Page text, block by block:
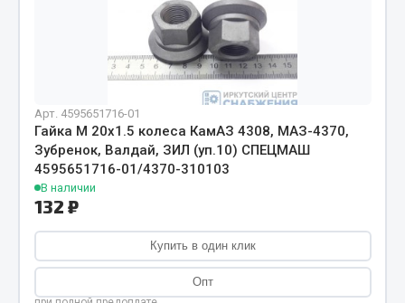
Измерительный инструмент
Крепежный инструмент
Режущий инструмент
Силовое оборудование
Слесарный инструмент
Столярный инструмент
Показать ещё
Арт. 4595651716-01
Гайка М 20х1.5 колеса КамАЗ 4308, МАЗ-4370,
Зубренок, Валдай, ЗИЛ (уп.10) СПЕЦМАШ
4595651716-01/4370-310103
В наличии
132 ₽
Купить в один клик
Опт